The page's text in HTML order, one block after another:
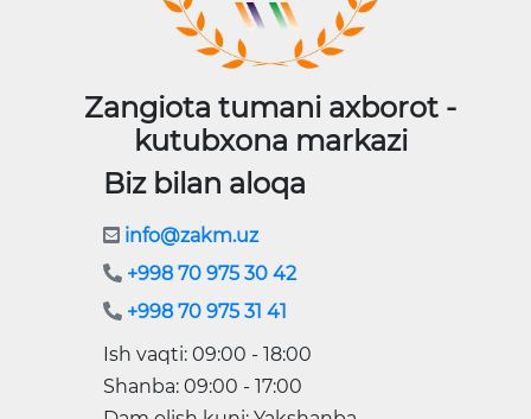
Zangiota tumani axborot -
kutubxona markazi
Biz bilan aloqa
info@zakm.uz
+998 70 975 30 42
+998 70 975 31 41
Ish vaqti: 09:00 - 18:00
Shanba: 09:00 - 17:00